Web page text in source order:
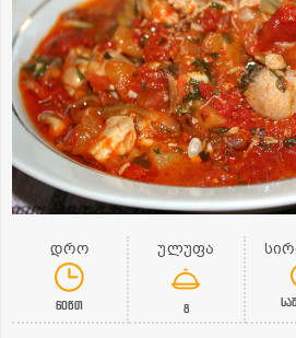
დრო
60წთ
ულუფა
8